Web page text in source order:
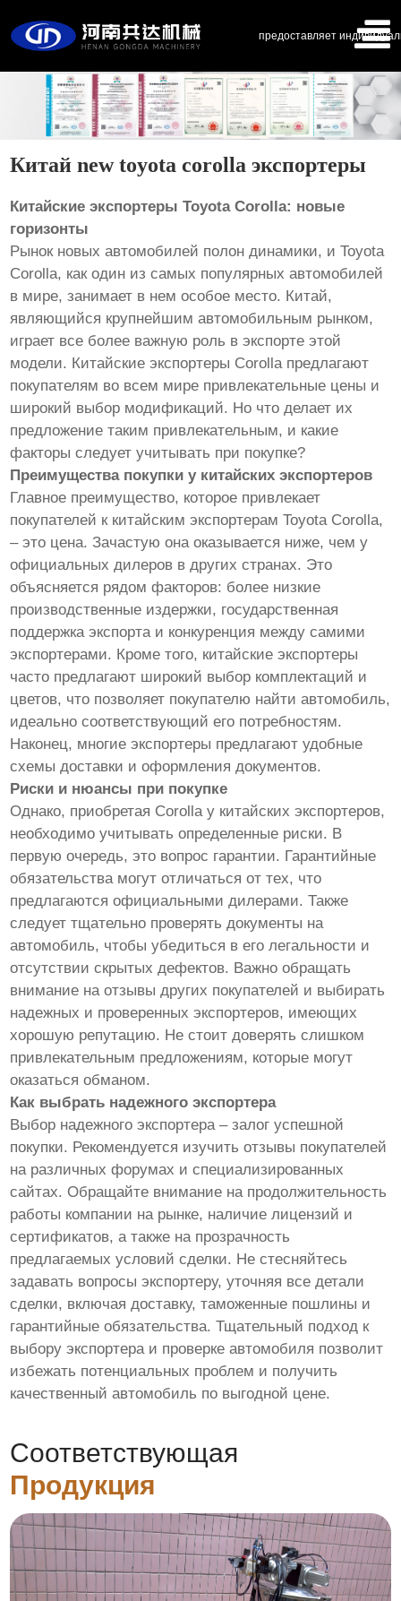
предоставляет
Китай new toyota corolla экспортеры
Китайские экспортеры Toyota Corolla: новые
горизонты
Рынок новых автомобилей полон динамики, и Toyota
Corolla, как один из самых популярных автомобилей
в мире, занимает в нем особое место. Китай,
являющийся крупнейшим автомобильным рынком,
играет все более важную роль в экспорте этой
модели. Китайские экспортеры Corolla предлагают
покупателям во всем мире привлекательные цены и
широкий выбор модификаций. Но что делает их
предложение таким привлекательным, и какие
факторы следует учитывать при покупке?
Преимущества покупки у китайских экспортеров
Главное преимущество, которое привлекает
покупателей к китайским экспортерам Toyota Corolla,
– это цена. Зачастую она оказывается ниже, чем у
официальных дилеров в других странах. Это
объясняется рядом факторов: более низкие
производственные издержки, государственная
поддержка экспорта и конкуренция между самими
экспортерами. Кроме того, китайские экспортеры
часто предлагают широкий выбор комплектаций и
цветов, что позволяет покупателю найти автомобиль,
идеально соответствующий его потребностям.
Наконец, многие экспортеры предлагают удобные
схемы доставки и оформления документов.
Риски и нюансы при покупке
Однако, приобретая Corolla у китайских экспортеров,
необходимо учитывать определенные риски. В
первую очередь, это вопрос гарантии. Гарантийные
обязательства могут отличаться от тех, что
предлагаются официальными дилерами. Также
следует тщательно проверять документы на
автомобиль, чтобы убедиться в его легальности и
отсутствии скрытых дефектов. Важно обращать
внимание на отзывы других покупателей и выбирать
надежных и проверенных экспортеров, имеющих
хорошую репутацию. Не стоит доверять слишком
привлекательным предложениям, которые могут
оказаться обманом.
Как выбрать надежного экспортера
Выбор надежного экспортера – залог успешной
покупки. Рекомендуется изучить отзывы покупателей
на различных форумах и специализированных
сайтах. Обращайте внимание на продолжительность
работы компании на рынке, наличие лицензий и
сертификатов, а также на прозрачность
предлагаемых условий сделки. Не стесняйтесь
задавать вопросы экспортеру, уточняя все детали
сделки, включая доставку, таможенные пошлины и
гарантийные обязательства. Тщательный подход к
выбору экспортера и проверке автомобиля позволит
избежать потенциальных проблем и получить
качественный автомобиль по выгодной цене.
Соответствующая
Продукция